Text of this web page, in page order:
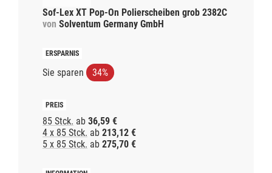
Sof-Lex XT Pop-On Polierscheiben grob 2382C
von Solventum Germany GmbH
Sie sparen 34%
85 Stck. ab 36,59 €
4 x 85 Stck. ab 213,12 €
5 x 85 Stck. ab 275,70 €